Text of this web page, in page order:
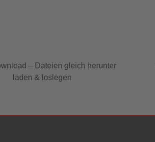
– Dateien gleich herunter
laden & loslegen